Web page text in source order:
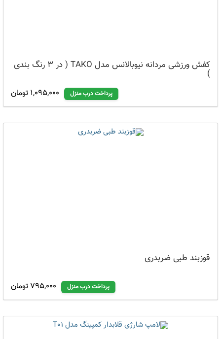
کفش ورزشی مردانه نیوبالانس مدل TAKO ( در 3 رنگ بندی
)
1,095,000 تومان پرداخت درب منزل
قوزبند طبی ضربدری
795,000 تومان پرداخت درب منزل